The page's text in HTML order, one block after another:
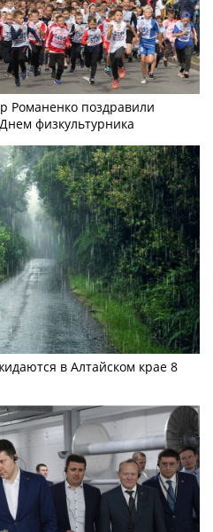
Романенко поздравили
физкультурника
в Алтайском крае 8